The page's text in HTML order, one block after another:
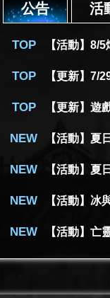
公告 活
【活動】8/
【更新】遊
【活動】夏
【活動】夏
【活動】冰
【活動】亡